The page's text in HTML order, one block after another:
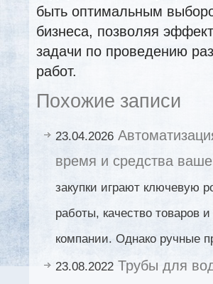
быть оптимальным
бизнеса, позволяя
задачи по проведению
работ.
Похожие записи
23.04.2026
время и средства
закупки играют ключевую
работы, качество товаров
компании. Однако ручные
23.08.2022 Трубы для